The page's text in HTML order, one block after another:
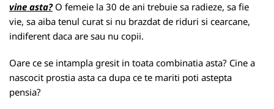
vine asta?O femeie la 30 de ani trebuie sa radieze, sa fie
vie, sa aiba tenul curat si nu brazdat de riduri si cearcane,
indiferent daca are sau nu copii.
Oare ce se intampla gresit in toata combinatia asta? Cine a
nascocit prostia asta ca dupa ce te mariti poti astepta
pensia?